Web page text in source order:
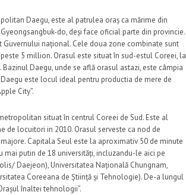
Daegu, este al patrulea oraș ca mărime din
do, deși face oficial parte din provincie.
național. Cele doua zone combinate sunt
5 million. Orasul este situat în sud-estul Coreei, la
Daegu, unde se află orasul astazi, este câmpia
este locul ideal pentru productia de mere de
City”.
situat în centrul Coreei de Sud. Este al
de locuitori in 2010. Orasul serveste ca nod de
Capitala Seul este la aproximativ 50 de minute
putin de 18 universități, incluzandu-le aici pe
Daejeon), Universitatea Națională Chungnam,
Coreeana de Știință și Tehnologie). De-a lungul
înaltei tehnologii”.